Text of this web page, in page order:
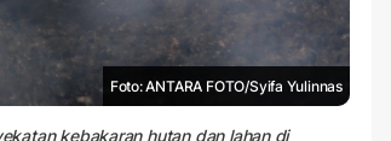
Foto: ANTARA FOTO/Syifa Yulinnas
kebakaran hutan dan lahan di